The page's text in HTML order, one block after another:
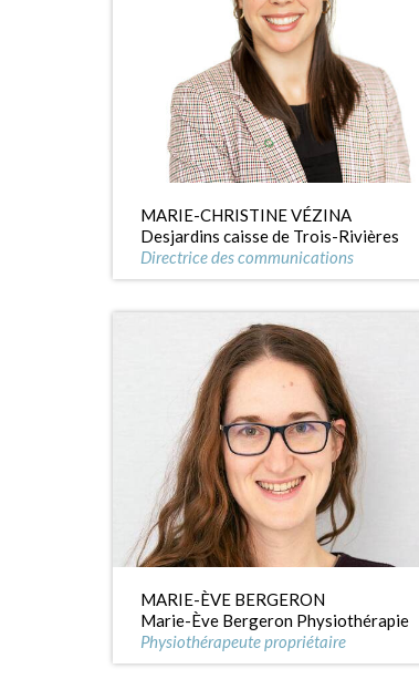
MARIE-CHRISTINE VÉZINA
Desjardins caisse de Trois-Rivières
Directrice des communications
MARIE-ÈVE BERGERON
Marie-Ève Bergeron Physiothérapie
Physiothérapeute propriétaire